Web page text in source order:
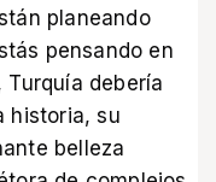
planeando
pensando en
debería
historia, su
belleza